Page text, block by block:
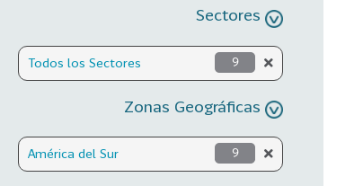
Sectores
Todos los Sectores 9
Zonas Geográficas
América del Sur 9